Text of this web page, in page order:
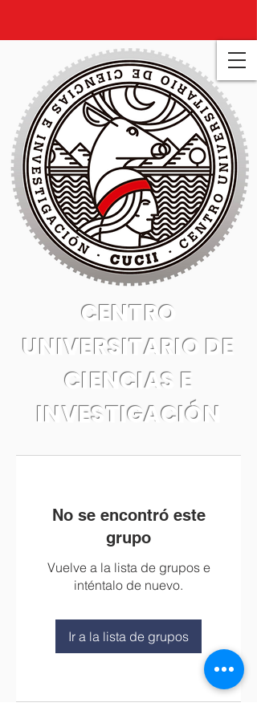
CENTRO
UNIVERSITARIO DE
CIENCIAS E
INVESTIGACIÓN
No se encontró este
grupo
Vuelve a la lista de grupos e
inténtalo de nuevo.
Ir a la lista de grupos